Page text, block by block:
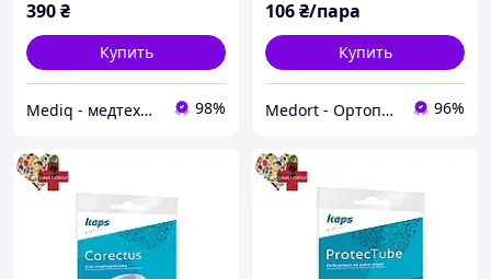
390₴
Купить
Mediq - медтехника товары для здоровья 98%
106₴/пара
Купить
Medort - Ортопедическая продукция, товары для здоровья 96%